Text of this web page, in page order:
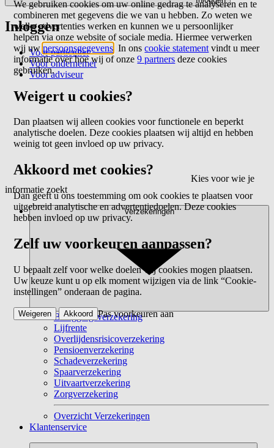
Inloggen
Voor particulier
Voor ondernemer
Voor adviseur
Kies voor wie je
informatie zoekt
Verzekeringen
Beleggingsverzekering
Lijfrente
Overlijdensrisicoverzekering
Pensioenverzekering
Schadeverzekering
Spaarverzekering
Uitvaartverzekering
Zorgverzekering
Overzicht Verzekeringen
Klantenservice
We gebruiken cookies om uw online gedrag te analyseren en te
combineren met gegevens die we van u hebben. Zo weten we
welke advertenties werken en kunnen we u persoonlijker
helpen via onze website of sociale media. Hiermee verwerken
wij uwpersoonsgegevens . In onscookie statement vindt u meer
informatie over hoe wij of onze9 partners deze cookies
gebruiken.
Weigert u cookies?
Dan plaatsen wij alleen cookies voor functionele en beperkt
analytische doelen. Deze cookies plaatsen wij altijd en hebben
weinig tot geen invloed op uw privacy.
Akkoord met cookies?
Dan geeft u ons toestemming om ook cookies te plaatsen voor
uitgebreid analytische en advertentiedoelen. Deze cookies
hebben invloed op uw privacy.
Zelf uw voorkeuren aanpassen?
U bepaalt zelf voor welke doelen wij cookies mogen plaatsen.
Uw keuze kunt u op elk moment wijzigen via de link “Cookie-
instellingen” onderaan de pagina.
Pas voorkeuren aan
Weigeren Akkoord